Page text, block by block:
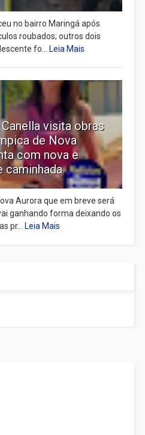
no bairro Maringá após
roubados; outros dois
fo... Leia Mais
visita obras
de Nova
com nova e
caminhada
Aurora que em breve será
ganhando forma deixando os
pr... Leia Mais